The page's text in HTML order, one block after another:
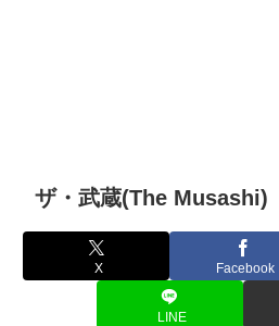
ザ・武蔵(The Musashi)
X Facebook
LINE